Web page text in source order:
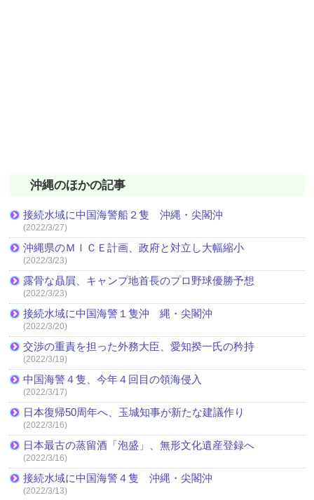
沖縄のほかの記事
接続水域に中国海警船２隻 沖縄・尖閣沖
(2022/3/27)
沖縄県のＭＩＣＥ計画、政府と対立し大幅縮小
(2022/3/23)
露骨な贔屓、キャンプ地首長のプロ野球優勝予想
(2022/3/23)
接続水域に中国海警１隻沖 縄・尖閣沖
(2022/3/20)
交渉の重責を担った外務大臣、愛知揆一氏の矜持
(2022/3/19)
中国海警４隻、今年４回目の領海侵入
(2022/3/17)
日本復帰50周年へ、玉城知事が新たな建議作り
(2022/3/16)
日本最古の蒸留酒「泡盛」、無形文化遺産登録へ
(2022/3/16)
接続水域に中国海警４隻 沖縄・尖閣沖
(2022/3/13)